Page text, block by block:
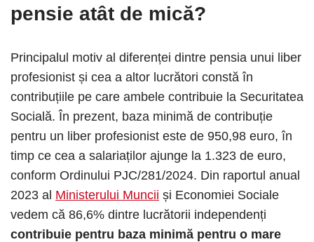
pensie atât de mică?
Principalul motiv al diferenței dintre pensia unui liber
profesionist și cea a altor lucrători constă în
contribuțiile pe care ambele contribuie la Securitatea
Socială. În prezent, baza minimă de contribuție
pentru un liber profesionist este de 950,98 euro, în
timp ce cea a salariaților ajunge la 1.323 de euro,
conform Ordinului PJC/281/2024. Din raportul anual
2023 al Ministerului Muncii și Economiei Sociale
vedem că 86,6% dintre lucrătorii independenți
contribuie pentru baza minimă pentru o mare